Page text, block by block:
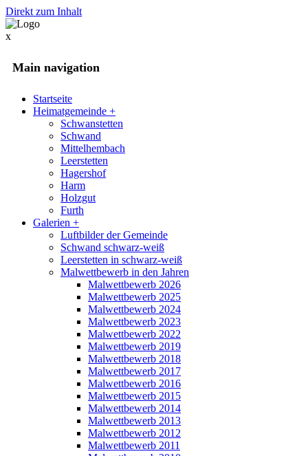
Direkt zum Inhalt
x
Main navigation
Startseite
Heimatgemeinde +
Schwanstetten
Schwand
Mittelhembach
Leerstetten
Hagershof
Harm
Holzgut
Furth
Galerien +
Luftbilder der Gemeinde
Schwand schwarz-weiß
Leerstetten in schwarz-weiß
Malwettbewerb in den Jahren
Malwettbewerb 2026
Malwettbewerb 2025
Malwettbewerb 2024
Malwettbewerb 2023
Malwettbewerb 2022
Malwettbewerb 2019
Malwettbewerb 2018
Malwettbewerb 2017
Malwettbewerb 2016
Malwettbewerb 2015
Malwettbewerb 2014
Malwettbewerb 2013
Malwettbewerb 2012
Malwettbewerb 2011